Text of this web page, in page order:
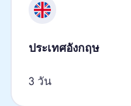
ประเทศอังกฤษ
3 วัน